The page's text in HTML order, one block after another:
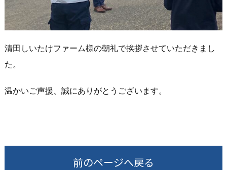
清田しいたけファーム様の朝礼で挨拶させていただきまし
た。
温かいご声援、誠にありがとうございます。
前のページへ戻る